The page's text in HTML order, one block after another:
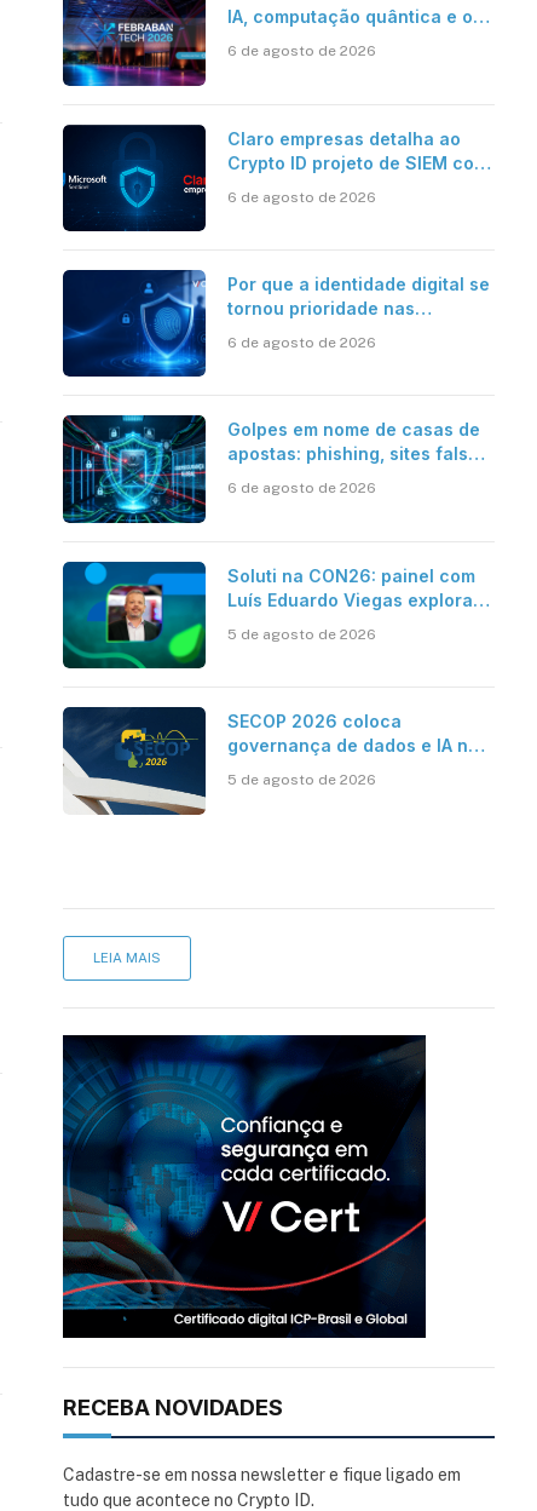
IA, computação quântica e os
bancária
6 de agosto de 2026
Claro empresas detalha ao
Crypto ID projeto de SIEM com
resposta automatizada
6 de agosto de 2026
Por que a identidade digital se
tornou prioridade nas
6 de agosto de 2026
Golpes em nome de casas de
apostas: phishing, sites falsos
6 de agosto de 2026
Soluti na CON26: painel com
Luís Eduardo Viegas explora
eficiência da Contabilidade
5 de agosto de 2026
SECOP 2026 coloca
governança de dados e IA no
5 de agosto de 2026
LEIA MAIS
RECEBA NOVIDADES
Cadastre-se em nossa newsletter e fique ligado em
tudo que acontece no Crypto ID.